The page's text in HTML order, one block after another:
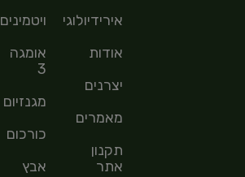
אירידיולוגיה
אודות
יצרנים
מאמרים
תקנון
אתר
ויטמינים
אומגה
3
מגנזיום
כורכום
אבץ